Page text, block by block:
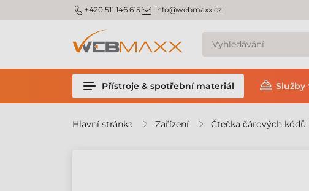
m_phone +420 511 146 615m_email info@webmaxx.cz
Přístroje & spotřební materiál Služby
Hlavní stránka Zařízení Čtečka čárových kódů